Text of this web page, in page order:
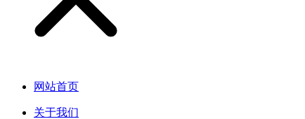
网站首页
关于我们